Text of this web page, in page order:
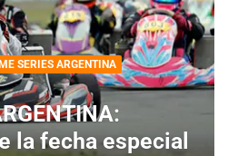
SERIES ARGENTINA
la fecha especial